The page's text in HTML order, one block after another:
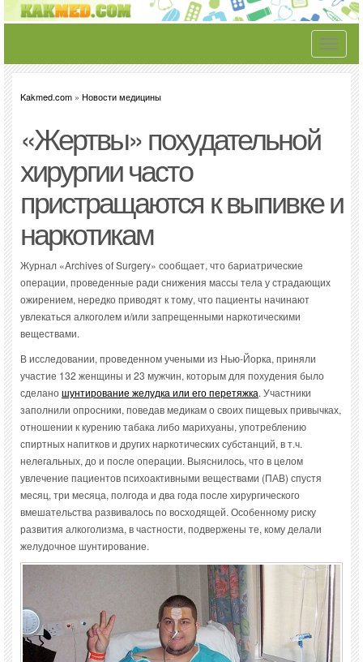
Toggle
Kakmed.com » Новости медицины
«Жертвы» похудательной
хирургии часто
пристращаются к выпивке и
наркотикам
Журнал «Archives of Surgery» сообщает, что бариатрические
операции, проведенные ради снижения массы тела у страдающих
ожирением, нередко приводят к тому, что пациенты начинают
увлекаться алкоголем и/или запрещенными наркотическими
веществами.
В исследовании, проведенном учеными из Нью-Йорка, приняли
участие 132 женщины и 23 мужчин, которым для похудения было
сделаношунтирование желудка или его перетяжка. Участники
заполнили опросники, поведав медикам о своих пищевых привычках,
отношении к курению табака либо марихуаны, употреблению
спиртных напитков и других наркотических субстанций, в т.ч.
нелегальных, до и после операции. Выяснилось, что в целом
увлечение пациентов психоактивными веществами (ПАВ) спустя
месяц, три месяца, полгода и два года после хирургического
вмешательства развивалось по восходящей. Особенному риску
развития алкоголизма, в частности, подвержены те, кому делали
желудочное шунтирование.